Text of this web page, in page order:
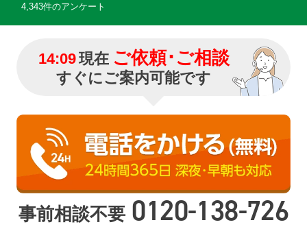
4,343件のアンケート
14:09現在 ご依頼･ご相談
すぐにご案内可能です
事前相談不要 0120-138-726